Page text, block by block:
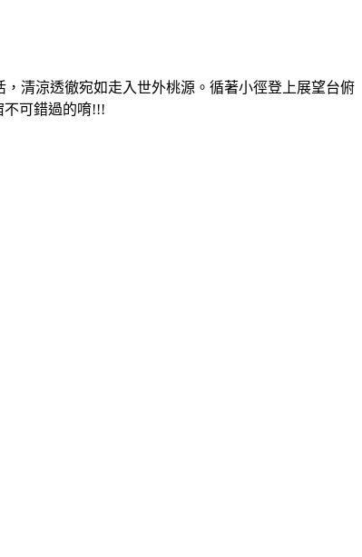
清涼透徹宛如走入世外桃源。循著小徑登上展望台俯
不可錯過的唷!!!